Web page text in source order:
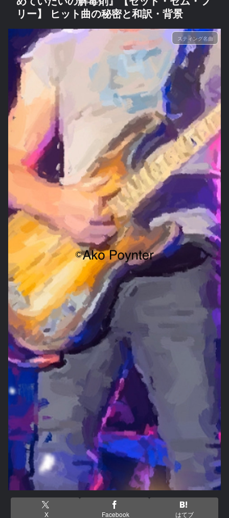
リー】 ヒット曲の秘密と和訳・背景
スティング名曲
X Facebook はてブ